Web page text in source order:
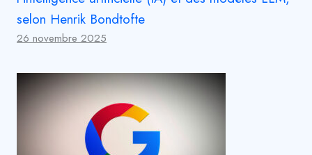
selon Henrik Bondtofte
26 novembre 2025